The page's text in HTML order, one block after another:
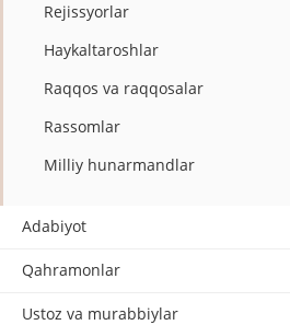
Rejissyorlar
Haykaltaroshlar
Raqqos va raqqosalar
Rassomlar
Milliy hunarmandlar
Adabiyot
Qahramonlar
Ustoz va murabbiylar